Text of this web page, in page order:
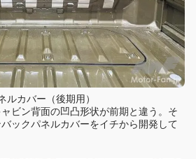
ルカバー（後期用）
ビン背面の凹凸形状が前期と違う。そ
ックパネルカバーをイチから開発して